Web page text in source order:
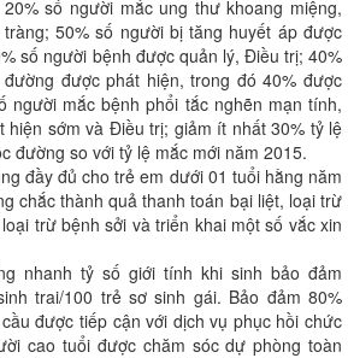
số người mắc ung thư khoang miệng,
50% số người bị tăng huyết áp được
số người bệnh được quản lý, Điều trị; 40%
được phát hiện, trong đó 40% được
người mắc bệnh phổi tắc nghẽn mạn tính,
hiện sớm và Điều trị; giảm ít nhất 30% tỷ lệ
đường so với tỷ lệ mắc mới năm 2015.
đầy đủ cho trẻ em dưới 01 tuổi hằng năm
chắc thành quả thanh toán bại liệt, loại trừ
trừ bệnh sởi và triển khai một số vắc xin
nhanh tỷ số giới tính khi sinh bảo đảm
trai/100 trẻ sơ sinh gái. Bảo đảm 80%
được tiếp cận với dịch vụ phục hồi chức
cao tuổi được chăm sóc dự phòng toàn